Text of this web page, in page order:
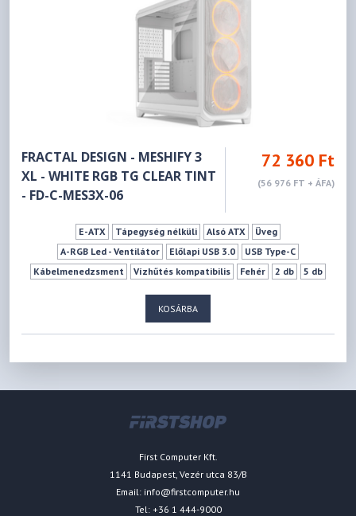
FRACTAL DESIGN - MESHIFY 3
XL - WHITE RGB TG CLEAR TINT
- FD-C-MES3X-06
72 360 Ft
(56 976 FT + ÁFA)
E-ATX Tápegység nélküli Alsó ATX
Üveg
A-RGB Led - Ventilátor
Előlapi USB 3.0
USB Type-C
Kábelmenedzsment
Vízhűtés kompatibilis Fehér 2 db
5 db
KOSÁRBA
First Computer Kft.
1141 Budapest, Vezér utca 83/B
Email: info@firstcomputer.hu
Tel: +36 1 444-9000